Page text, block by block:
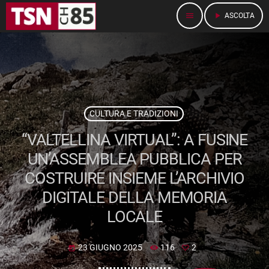
menu play_arrow ASCOLTA
CULTURA E TRADIZIONI
“VALTELLINA VIRTUAL”: A FUSINE
UN’ASSEMBLEA PUBBLICA PER
COSTRUIRE INSIEME L’ARCHIVIO
DIGITALE DELLA MEMORIA
LOCALE
today 23 GIUGNO 2025 116 2